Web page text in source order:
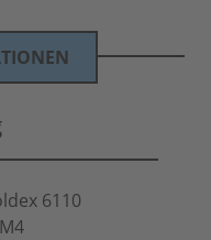
6110